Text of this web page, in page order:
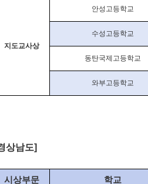
지도교사상
안성고등학교
수성고등학교
동탄국제고등학교
와부고등학교
상남도]
시상부문 학교